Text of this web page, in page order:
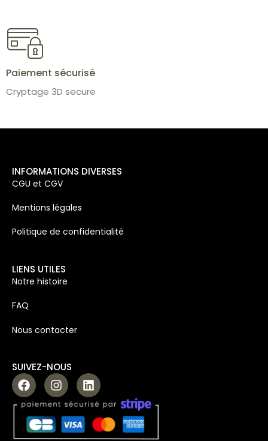
Paiement sécurisé
Cryptage 3D secure
INFORMATIONS DIVERSES
CGU et CGV
Mentions légales
Politique de confidentialité
LIENS UTILES
Notre histoire
FAQ
Nous contacter
SUIVEZ-NOUS